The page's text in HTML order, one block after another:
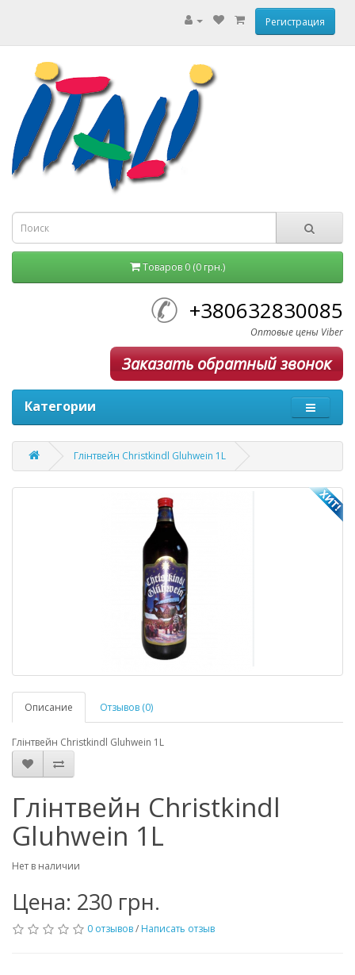
Регистрация
Товаров 0 (0 грн.)
+380632830085
Оптовые цены Viber
Заказать обратный звонок
Категории
Глінтвейн Christkindl Gluhwein 1L
Описание Отзывов (0)
Глінтвейн Christkindl Gluhwein 1L
Глінтвейн Christkindl
Gluhwein 1L
Нет в наличии
Цена: 230 грн.
0 отзывов/ Написать отзыв